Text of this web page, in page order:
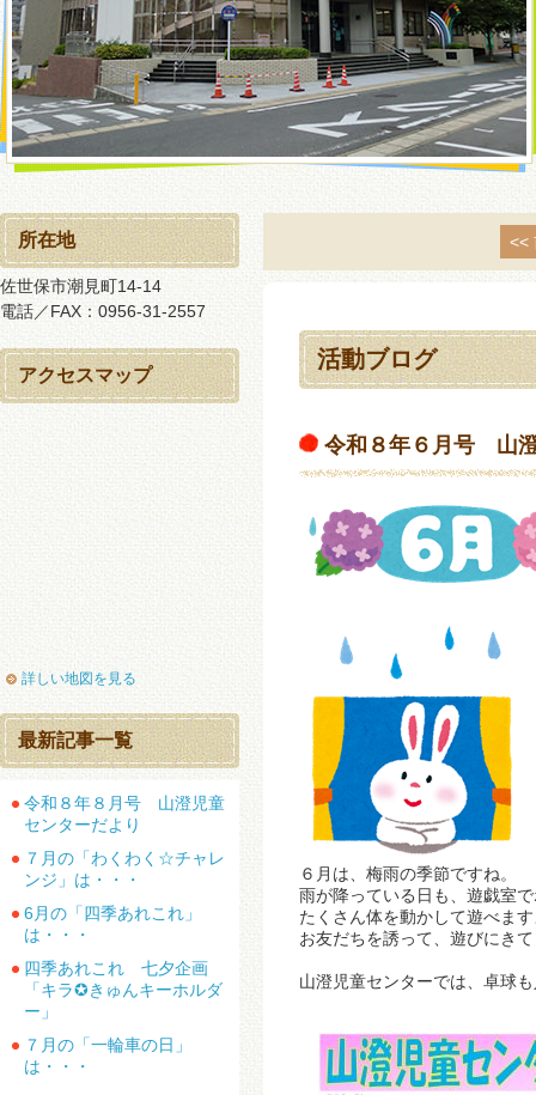
<<
活動ブログ
令和８年６月号 山
６月は、梅雨の季節ですね。
雨が降っている日も、遊戯室
たくさん体を動かして遊べま
お友だちを誘って、遊びにき
山澄児童センターでは、卓球
所在地
佐世保市潮見町14-14
電話／FAX：0956-31-2557
アクセスマップ
詳しい地図を見る
最新記事一覧
令和８年８月号 山澄児童
センターだより
７月の「わくわく☆チャレ
ンジ」は・・・
6月の「四季あれこれ」
は・・・
四季あれこれ 七夕企画
「キラ✪きゅんキーホルダ
ー」
７月の「一輪車の日」
は・・・